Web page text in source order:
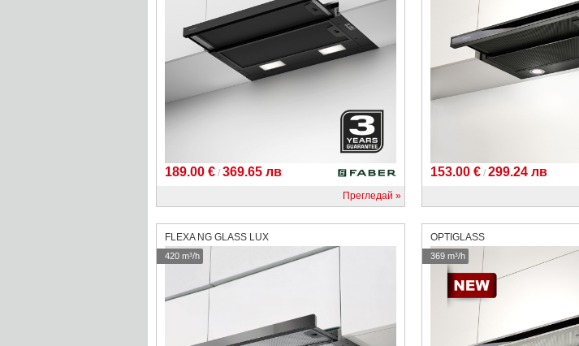
189.00 € / 369.65 лв
Прегледай
FLEXA NG GLASS LUX
420 m³/h
153.00 €/ 299.24 лв
OPTIGLASS
369 m³/h